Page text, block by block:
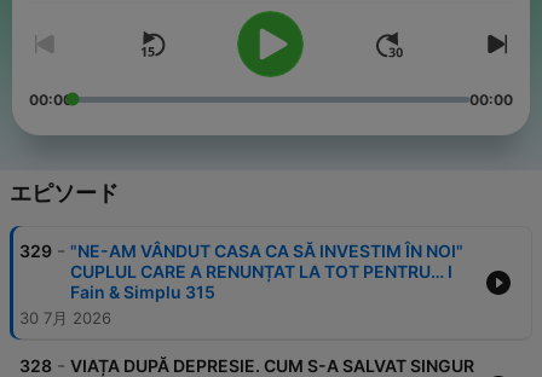
00:00 00:00
エピソード
329 - "NE-AM VÂNDUT CASA CA SĂ INVESTIM ÎN NOI"
CUPLUL CARE A RENUNȚAT LA TOT PENTRU… I
Fain & Simplu 315
30 7月 2026
328 - VIAȚA DUPĂ DEPRESIE. CUM S-A SALVAT SINGUR